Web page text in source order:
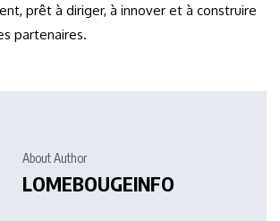
prêt à diriger, à innover et à construire
partenaires.
About Author
LOMEBOUGEINFO